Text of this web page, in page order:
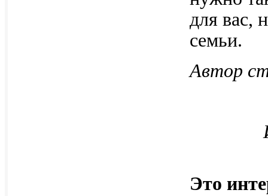
для вас,
семьи.
Автор
Это